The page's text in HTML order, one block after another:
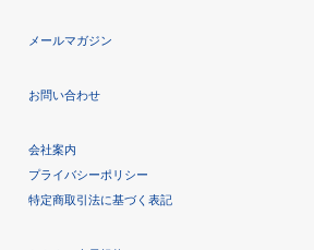
メールマガジン
お問い合わせ
会社案内
プライバシーポリシー
特定商取引法に基づく表記